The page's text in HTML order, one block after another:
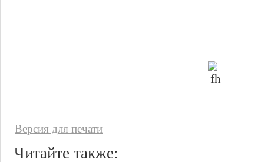
Версия для печати
Читайте также: